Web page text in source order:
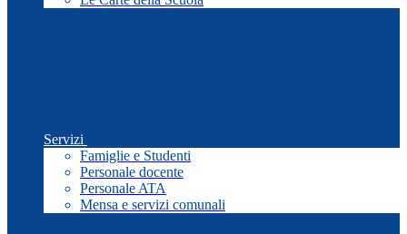
Servizi
Famiglie e Studenti
Personale docente
Personale ATA
Mensa e servizi comunali